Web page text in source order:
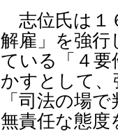
志位氏は１
解雇」を強行
ている「４
かすとして
「司法の場
無責任な態度